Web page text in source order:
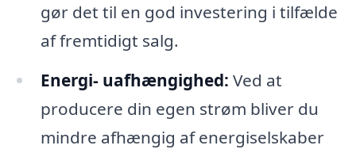
gør det til en god investering i tilfælde
af fremtidigt salg.
Energi- uafhængighed: Ved at
producere din egen strøm bliver du
mindre afhængig af energiselskaber